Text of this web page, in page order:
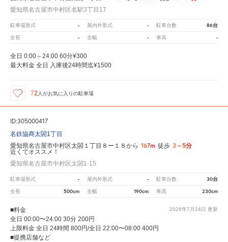
愛知県名古屋市中村区名駅3丁目17
駐車場形式 - 屋内外形式 - 駐車台数 86台
全長 - 全幅 - 車高 -
全日 0:00～24:00 60分¥300
最大料金 全日 入庫後24時間迄¥1500
72 人がお気に入りの駐車場
ID:305000417
名鉄協商太閤1丁目
愛知県名古屋市中村区太閤１丁目８ー１８から 167m 徒歩 3～5分
近くてオススメ！
愛知県名古屋市中村区太閤1-15
駐車場形式 - 屋内外形式 - 駐車台数 30台
全長 500cm 全幅 190cm 車高 230cm
2026年7月24日 更新
■料金
全日 00:00〜24:00 30分 200円
上限料金 全日 24時間 800円/全日 22:00〜08:00 400円
■提携店舗など